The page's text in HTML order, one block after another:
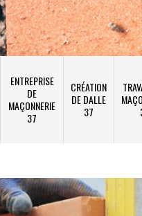
ENTREPRISE
DE
MAÇONNERIE
37
CRÉATION
DE DALLE
37